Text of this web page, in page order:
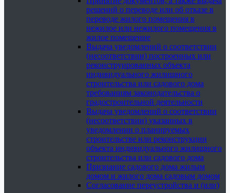
решений о переводе или об отказе в
переводе жилого помещения в
нежилое или нежилого помещения в
жилое помещение
Выдача уведомлений о соответствии
(несоответствии) построенных или
реконструированных объекта
индивидуального жилищного
строительства или садового дома
требованиям законодательства о
градостроительной деятельности
Выдача уведомлений о соответствии
(несоответствии) указанных в
уведомлении о планируемых
строительстве или реконструкции
объекта индивидуального жилищного
строительства или садового дома
Признание садового дома жилым
домом и жилого дома садовым домом
Согласование переустройства и (или)